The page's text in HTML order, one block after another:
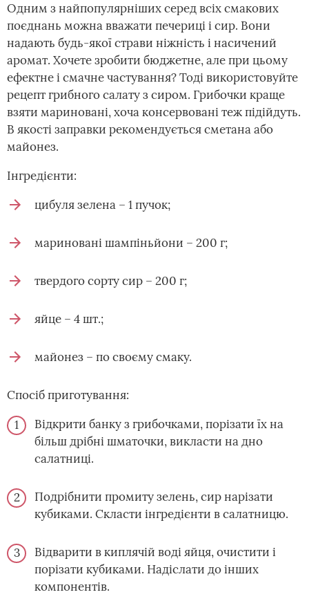
Одним з найпопулярніших серед всіх смакових
поєднань можна вважати печериці і сир. Вони
надають будь-якої страви ніжність і насичений
аромат. Хочете зробити бюджетне, але при цьому
ефектне і смачне частування? Тоді використовуйте
рецепт грибного салату з сиром. Грибочки краще
взяти мариновані, хоча консервовані теж підійдуть.
В якості заправки рекомендується сметана або
майонез.
Інгредієнти:
цибуля зелена – 1 пучок;
мариновані шампіньйони – 200 г;
твердого сорту сир – 200 г;
яйце – 4 шт.;
майонез – по своєму смаку.
Спосіб приготування:
Відкрити банку з грибочками, порізати їх на
більш дрібні шматочки, викласти на дно
салатниці.
Подрібнити промиту зелень, сир нарізати
кубиками. Скласти інгредієнти в салатницю.
Відварити в киплячій воді яйця, очистити і
порізати кубиками. Надіслати до інших
компонентів.